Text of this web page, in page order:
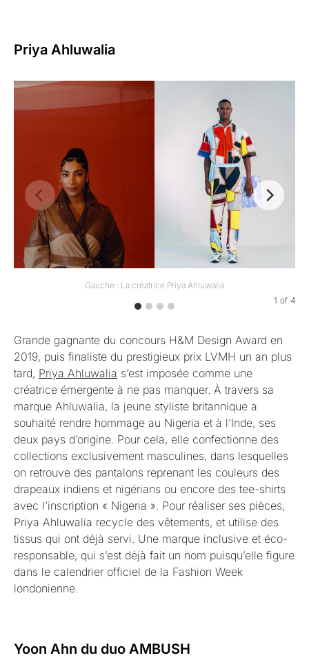
Priya Ahluwalia
Gauche : La créatrice Priya Ahluwalia
1 of 4
Grande gagnante du concours H&M Design Award en
2019, puis finaliste du prestigieux prix LVMH un an plus
tard, Priya Ahluwalia s’est imposée comme une
créatrice émergente à ne pas manquer. À travers sa
marque Ahluwalia, la jeune styliste britannique a
souhaité rendre hommage au Nigeria et à l’Inde, ses
deux pays d’origine. Pour cela, elle confectionne des
collections exclusivement masculines, dans lesquelles
on retrouve des pantalons reprenant les couleurs des
drapeaux indiens et nigérians ou encore des tee-shirts
avec l’inscription « Nigeria ». Pour réaliser ses pièces,
Priya Ahluwalia recycle des vêtements, et utilise des
tissus qui ont déjà servi. Une marque inclusive et éco-
responsable, qui s’est déjà fait un nom puisqu’elle figure
dans le calendrier officiel de la Fashion Week
londonienne.
Yoon Ahn du duo AMBUSH